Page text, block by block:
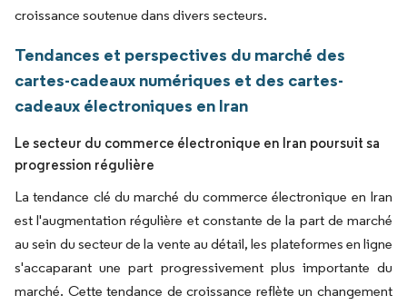
croissance soutenue dans divers secteurs.
Tendances et perspectives du marché des
cartes-cadeaux numériques et des cartes-
cadeaux électroniques en Iran
Le secteur du commerce électronique en Iran poursuit sa
progression régulière
La tendance clé du marché du commerce électronique en Iran
est l'augmentation régulière et constante de la part de marché
au sein du secteur de la vente au détail, les plateformes en ligne
s'accaparant une part progressivement plus importante du
marché. Cette tendance de croissance reflète un changement